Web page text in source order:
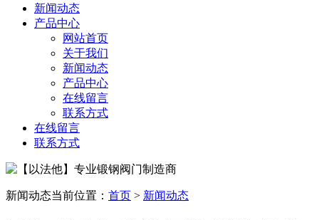
新闻动态
产品中心
网站首页
关于我们
新闻动态
产品中心
在线留言
联系方式
在线留言
联系方式
新闻动态当前位置： 首页 > 新闻动态